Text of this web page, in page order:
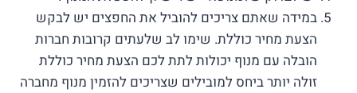
במידה שאתם צריכים להוביל את החפצים יש לבקש
הצעת מחיר כוללת. שימו לב שלעתים קרובות חברות
הובלה עם מנוף יכולות לתת לכם הצעת מחיר כוללת
זולה יותר ביחס למובילים שצריכים להזמין מנוף מחברה